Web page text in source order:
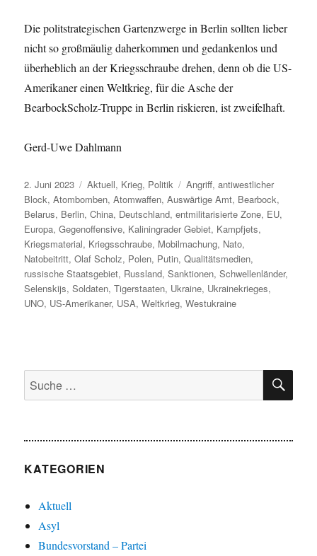
Die politstrategischen Gartenzwerge in Berlin sollten lieber
nicht so großmäulig daherkommen und gedankenlos und
überheblich an der Kriegsschraube drehen, denn ob die US-
Amerikaner einen Weltkrieg, für die Asche der
BearbockScholz-Truppe in Berlin riskieren, ist zweifelhaft.
Gerd-Uwe Dahlmann
Veröffentlicht
am
2. Juni 2023 Kategorien
Aktuell, Krieg, Politik Schlagwörter
Angriff,antiwestlicher
Block,Atombomben,Atomwaffen,Auswärtige Amt, Bearbock,
Belarus, Berlin,China, Deutschland,entmilitarisierte Zone, EU,
Europa,Gegenoffensive, Kaliningrader Gebiet, Kampfjets,
Kriegsmaterial, Kriegsschraube, Mobilmachung, Nato,
Natobeitritt,Olaf Scholz, Polen, Putin,Qualitätsmedien,
russische Staatsgebiet, Russland,Sanktionen,Schwellenländer,
Selenskijs,Soldaten,Tigerstaaten, Ukraine, Ukrainekrieges,
UNO, US-Amerikaner, USA,Weltkrieg,Westukraine
Suche
nach:
KATEGORIEN
Aktuell
Asyl
Bundesvorstand – Partei